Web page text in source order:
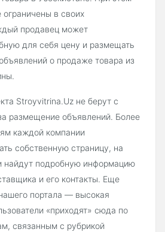
ограничены в своих
продавец может
для себя цену и размещать
о продаже товара из
Stroyvitrina.Uz не берут с
размещение объявлений. Более
каждой компании
собственную страницу, на
найдут подробную информацию
и его контакты. Еще
портала — высокая
«приходят» сюда по
связанным с рубрикой